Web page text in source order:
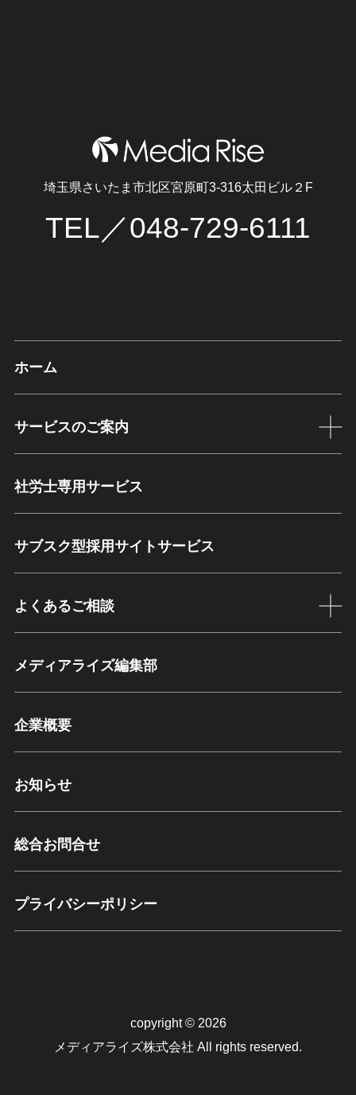
埼玉県さいたま市北区宮原町3-316太田ビル２F
TEL／048-729-6111
ホーム
サービスのご案内
社労士専用サービス
サブスク型採用サイトサービス
よくあるご相談
メディアライズ編集部
企業概要
お知らせ
総合お問合せ
プライバシーポリシー
copyright © 2026
メディアライズ株式会社 All rights reserved.